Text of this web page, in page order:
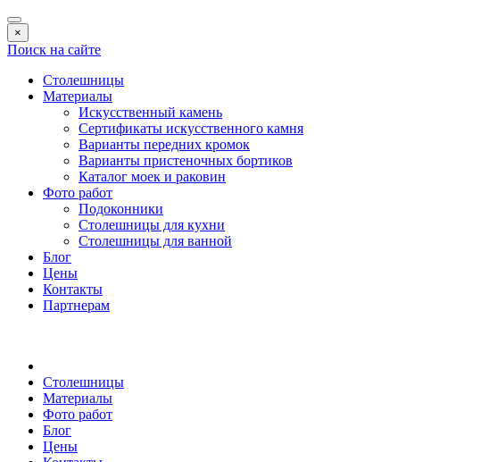
×
Поиск на сайте
Столешницы
Материалы
Искусственный камень
Сертификаты искусственного камня
Варианты передних кромок
Варианты пристеночных бортиков
Каталог моек и раковин
Фото работ
Подоконники
Столешницы для кухни
Столешницы для ванной
Блог
Цены
Контакты
Партнерам
Столешницы
Материалы
Фото работ
Блог
Цены